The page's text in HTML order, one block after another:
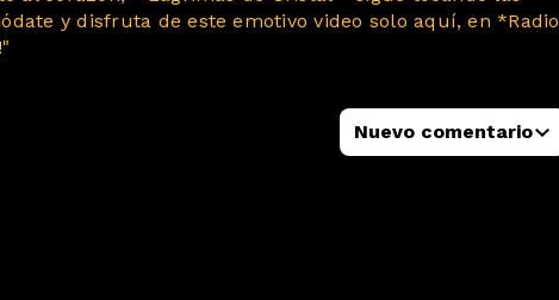
y disfruta de este emotivo video solo aquí, en *Radio
Nuevo comentario